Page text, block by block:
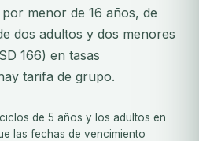
menor de 16 años, de
dos adultos y dos menores
166) en tasas
tarifa de grupo.
de 5 años y los adultos en
las fechas de vencimiento